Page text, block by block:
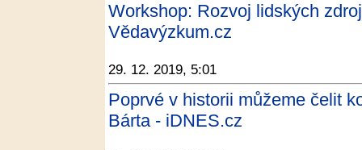
Workshop: Rozvoj lidských
Vědavýzkum.cz
29. 12. 2019, 5:01
Poprvé v historii můžeme čelit
Bárta - iDNES.cz